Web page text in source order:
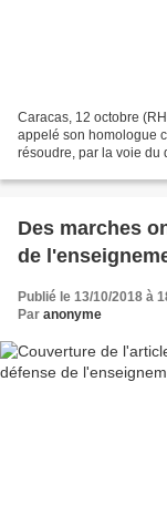
Caracas, 12 octobre
appelé son homologue
résoudre, par la voie du
Des marches
de
Publié le 13/10/2018 à
Par anonyme